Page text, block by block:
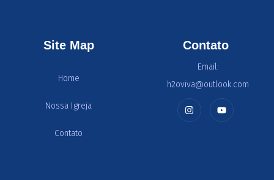
Site Map
Home
Nossa Igreja
Contato
Contato
Email:
h2oviva@outlook.com